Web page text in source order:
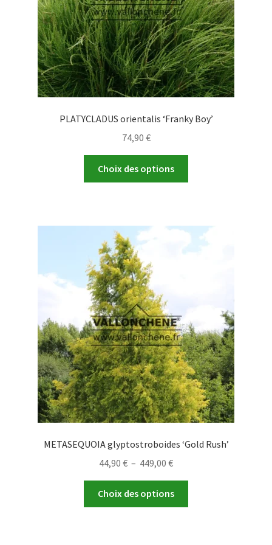
la
page
du
produit
PLATYCLADUS orientalis ‘Franky Boy’
74,90 €
Choix des options
Les
options
la
page
du
produit
METASEQUOIA glyptostroboides ‘Gold Rush’
44,90 € – 449,00 €Plage
prix :
44,90 €
Choix des options